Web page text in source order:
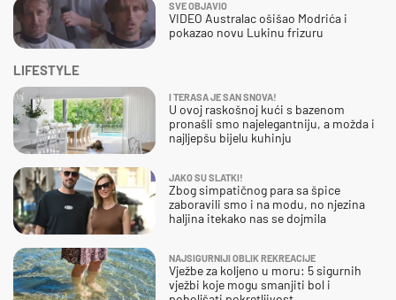
SVE OBJAVIO
VIDEO Australac ošišao Modrića i
pokazao novu Lukinu frizuru
LIFESTYLE
I TERASA JE SAN SNOVA!
U ovoj raskošnoj kući s bazenom
pronašli smo najelegantniju, a možda i
najljepšu bijelu kuhinju
JAKO SU SLATKI!
Zbog simpatičnog para sa špice
zaboravili smo i na modu, no njezina
haljina itekako nas se dojmila
NAJSIGURNIJI OBLIK REKREACIJE
Vježbe za koljeno u moru: 5 sigurnih
vježbi koje mogu smanjiti bol i